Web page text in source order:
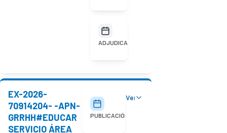
ADJUDICACIÓN
EX-2026-
70914204- -APN-
GRRHH#EDUCAR
SERVICIO ÁREA
PUBLICACIÓN
29/07/2026
Ver detalles